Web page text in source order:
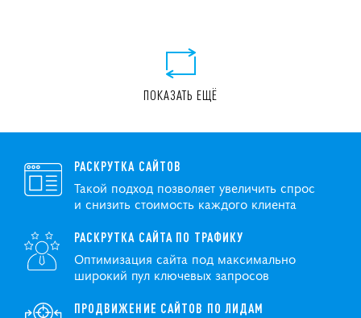
ПОКАЗАТЬ ЕЩЁ
РАСКРУТКА САЙТОВ
Такой подход позволяет увеличить спрос
и снизить стоимость каждого клиента
РАСКРУТКА САЙТА ПО ТРАФИКУ
Оптимизация сайта под максимально
широкий пул ключевых запросов
ПРОДВИЖЕНИЕ САЙТОВ ПО ЛИДАМ